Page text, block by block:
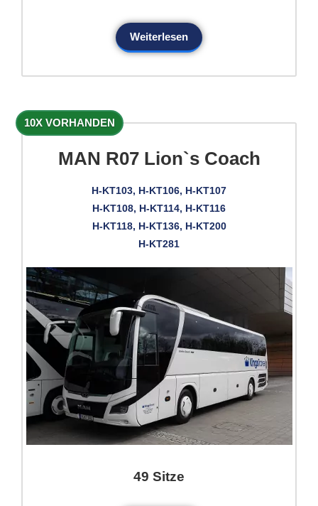
Weiterlesen
10X VORHANDEN
MAN R07 Lion`s Coach
H-KT103, H-KT106, H-KT107
H-KT108, H-KT114, H-KT116
H-KT118, H-KT136, H-KT200
H-KT281
49 Sitze